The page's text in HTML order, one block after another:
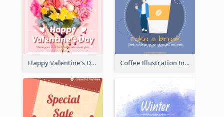
Happy Valentine's Day Instagram Post With Photo Coffee Illustration Instagram Post